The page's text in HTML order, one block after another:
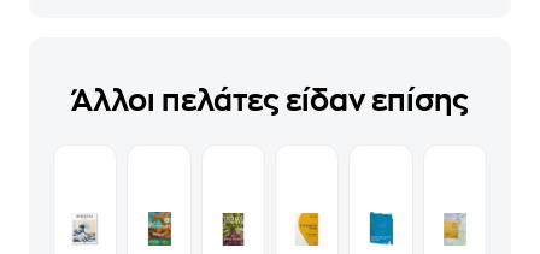
Άλλοι πελάτες είδαν επίσης